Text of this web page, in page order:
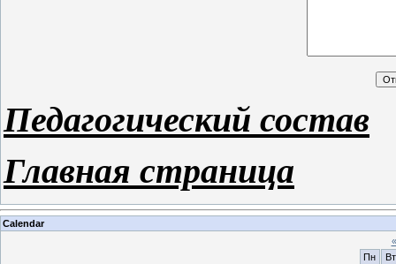
Педагогический состав
Главная страница
Calendar
«
Пн
Вт